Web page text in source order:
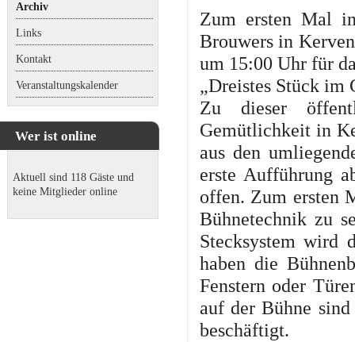
Archiv
Links
Kontakt
Veranstaltungskalender
Wer ist online
Aktuell sind 118 Gäste und
keine Mitglieder online
Zum ersten Mal
Brouwers in
um 15:00 Uhr für
„Dreistes Stück im
Zu dieser
Gemütlichkeit in
aus den
erste Aufführung
offen. Zum ersten
Bühnetechnik zu
Stecksystem wird
haben die
Fenstern oder
auf der Bühne
beschäftigt.